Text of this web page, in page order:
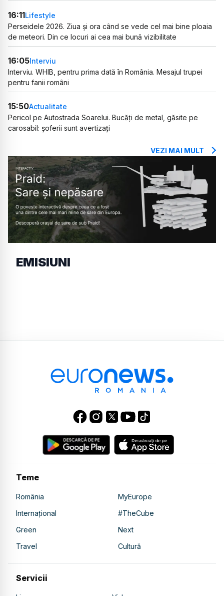
16:11Lifestyle
Perseidele 2026. Ziua și ora când se vede cel mai bine ploaia
de meteori. Din ce locuri ai cea mai bună vizibilitate
16:05Interviu
Interviu. WHIB, pentru prima dată în România. Mesajul trupei
pentru fanii români
15:50Actualitate
Pericol pe Autostrada Soarelui. Bucăți de metal, găsite pe
carosabil: șoferii sunt avertizați
VEZI MAI MULT
EMISIUNI
Teme
România
MyEurope
Internațional
#TheCube
Green
Next
Travel
Cultură
Servicii